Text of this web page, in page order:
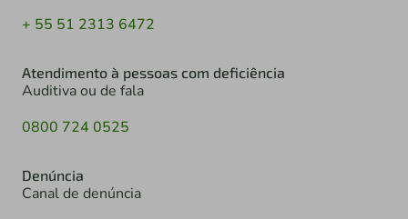
+ 55 51 2313 6472
Atendimento à pessoas com deficiência
Auditiva ou de fala
0800 724 0525
Denúncia
Canal de denúncia